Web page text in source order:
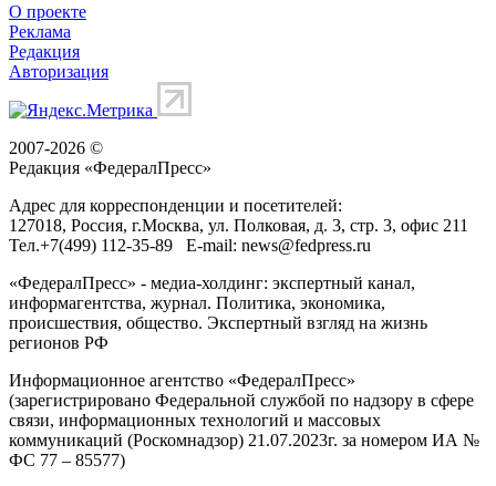
О проекте
Реклама
Редакция
Авторизация
2007-2026 ©
Редакция «ФедералПресс»
Адрес для корреспонденции и посетителей:
127018, Россия, г.Москва, ул. Полковая, д. 3, стр. 3, офис 211
Тел.+7(499) 112-35-89 E-mail: news@fedpress.ru
«ФедералПресс» - медиа-холдинг: экспертный канал,
информагентства, журнал. Политика, экономика,
происшествия, общество. Экспертный взгляд на жизнь
регионов РФ
Информационное агентство «ФедералПресс»
(зарегистрировано Федеральной службой по надзору в сфере
связи, информационных технологий и массовых
коммуникаций (Роскомнадзор) 21.07.2023г. за номером ИА №
ФС 77 – 85577)